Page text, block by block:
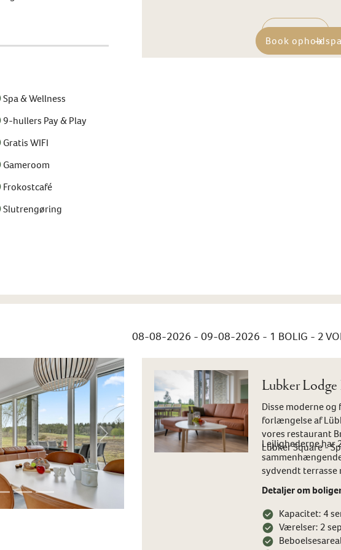
Spa & Wellness
9-hullers Pay & Play
Gratis WIFI
Gameroom
Frokostcafé
Slutrengøring
Læs mere
Book
08-08-2026 - 09-08-2026 - 1 BOLIG - 2
Next
Lubker
Disse moderne
forlængelse af
vores restaurant
Lübker Square -
Lejlighederne har
sydvendt terrasse
Detaljer om
Kapacitet: 4
Værelser: 2